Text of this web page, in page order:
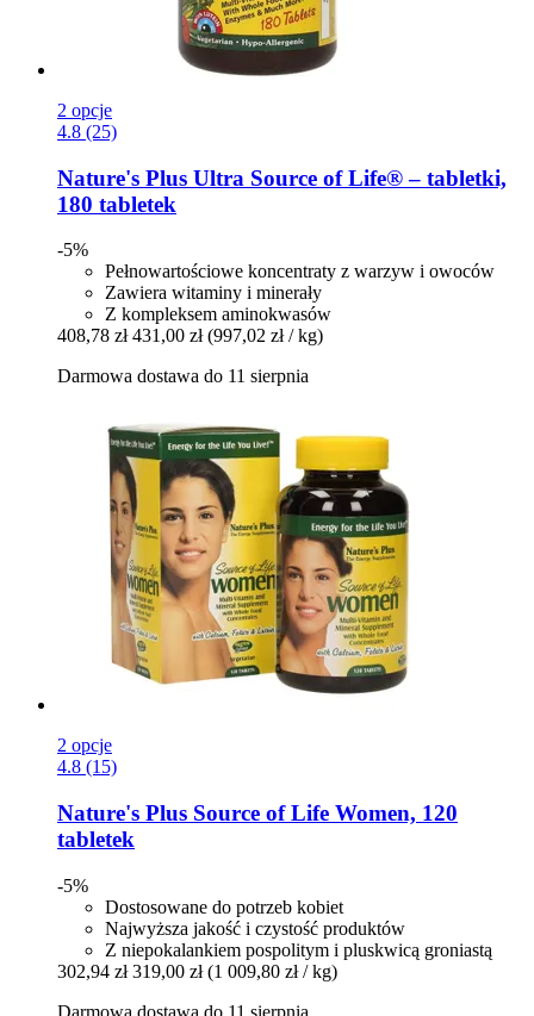
2 opcje
4.8 (25)
Nature's Plus Ultra Source of Life® – tabletki,
180 tabletek
-5%
Pełnowartościowe koncentraty z warzyw i owoców
Zawiera witaminy i minerały
Z kompleksem aminokwasów
408,78 zł 431,00 zł (997,02 zł / kg)
Darmowa dostawa do 11 sierpnia
2 opcje
4.8 (15)
Nature's Plus Source of Life Women, 120
tabletek
-5%
Dostosowane do potrzeb kobiet
Najwyższa jakość i czystość produktów
Z niepokalankiem pospolitym i pluskwicą groniastą
302,94 zł 319,00 zł (1 009,80 zł / kg)
Darmowa dostawa do 11 sierpnia